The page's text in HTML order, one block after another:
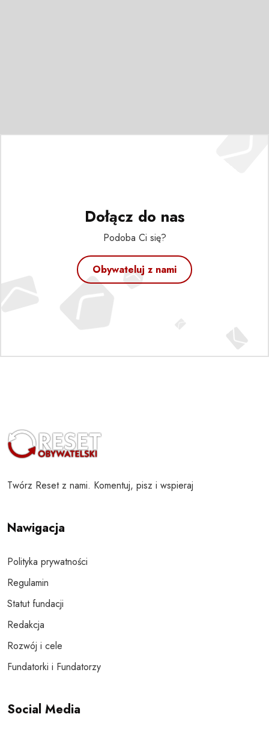
Dołącz do nas
Podoba Ci się?
Obywateluj z nami
Twórz Reset z nami. Komentuj, pisz i wspieraj
Nawigacja
Polityka prywatności
Regulamin
Statut fundacji
Redakcja
Rozwój i cele
Fundatorki i Fundatorzy
Social Media